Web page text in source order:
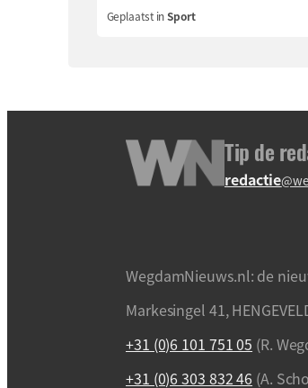
Geplaatst inSport
Tip de
redactie
WegdamNieuws.nl: de
Markesingel 41,
+31 (0)6 101 751 05 (R.
+31 (0)6 303 832 46 (A.